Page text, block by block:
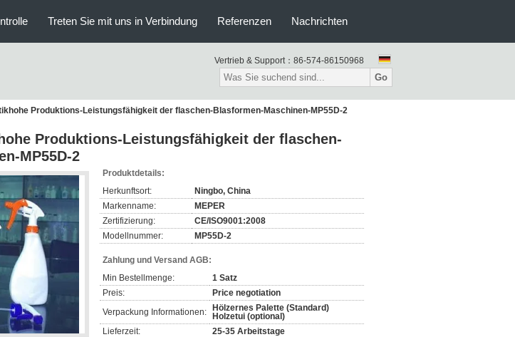
Treten Sie mit uns in Verbindung Referenzen Nachrichten
Vertrieb & Support： 86-574-86150968
Go
Produktions-Leistungsfähigkeit der flaschen-Blasformen-Maschinen-MP55D-2
Produktions-Leistungsfähigkeit der flaschen-
MP55D-2
Produktdetails:
Herkunftsort:
Ningbo, China
Markenname:
MEPER
Zertifizierung:
CE/ISO9001:2008
Modellnummer:
MP55D-2
Zahlung und Versand AGB:
Min Bestellmenge:
1 Satz
Preis:
Price negotiation
Verpackung Informationen:
Hölzernes Palette (Standard)
Holzetui (optional)
Lieferzeit:
25-35 Arbeitstage